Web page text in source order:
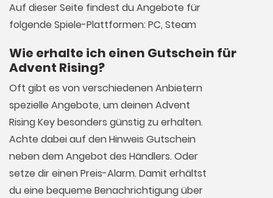
Auf dieser Seite findest du Angebote für
folgende Spiele-Plattformen: PC, Steam
Wie erhalte ich einen Gutschein für
Advent Rising?
Oft gibt es von verschiedenen Anbietern
spezielle Angebote, um deinen Advent
Rising Key besonders günstig zu erhalten.
Achte dabei auf den Hinweis Gutschein
neben dem Angebot des Händlers. Oder
setze dir einen Preis-Alarm. Damit erhältst
du eine bequeme Benachrichtigung über